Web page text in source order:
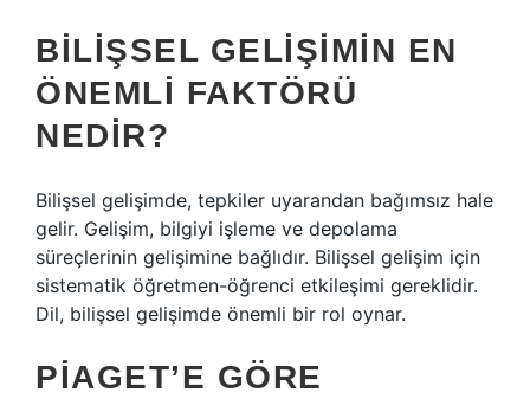
BILIŞSEL GELIŞIMIN EN
ÖNEMLI FAKTÖRÜ
NEDIR?
Bilişsel gelişimde, tepkiler uyarandan bağımsız hale
gelir. Gelişim, bilgiyi işleme ve depolama
süreçlerinin gelişimine bağlıdır. Bilişsel gelişim için
sistematik öğretmen-öğrenci etkileşimi gereklidir.
Dil, bilişsel gelişimde önemli bir rol oynar.
PIAGET’E GÖRE